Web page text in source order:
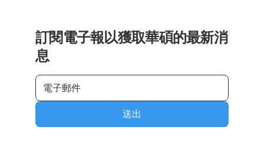
訂閱電子報以獲取華碩的最新消
息
送出